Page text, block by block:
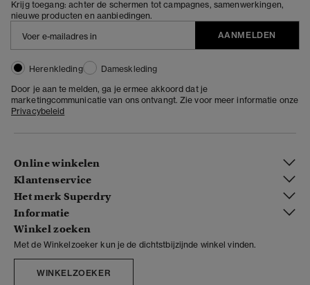
Krijg toegang: achter de schermen tot campagnes, samenwerkingen,
nieuwe producten en aanbiedingen.
AANMELDEN
Herenkleding
Dameskleding
Door je aan te melden, ga je ermee akkoord dat je
marketingcommunicatie van ons ontvangt. Zie voor meer informatie onze
Privacybeleid
Online winkelen
Klantenservice
Het merk Superdry
Informatie
Winkel zoeken
Met de Winkelzoeker kun je de dichtstbijzijnde winkel vinden.
WINKELZOEKER